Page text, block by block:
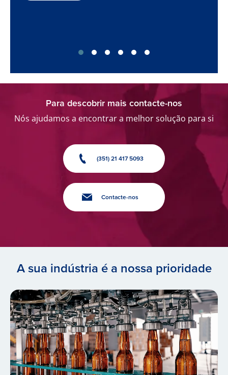
Para descobrir mais contacte-nos
Nós ajudamos a encontrar a melhor solução para si
(351) 21 417 5093
Contacte-nos
A sua indústria é a nossa prioridade